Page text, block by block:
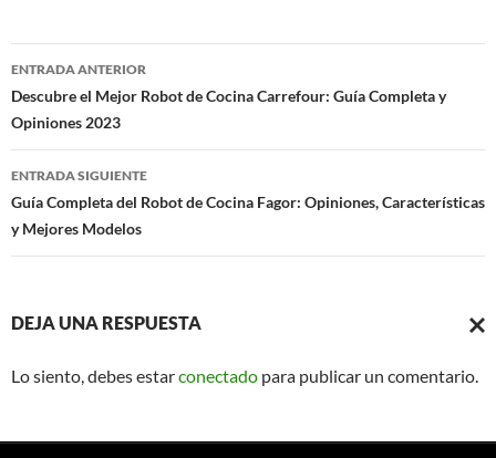
Navegación
de
entradas
ENTRADA ANTERIOR
Descubre el Mejor Robot de Cocina Carrefour: Guía Completa y
Opiniones 2023
ENTRADA SIGUIENTE
Guía Completa del Robot de Cocina Fagor: Opiniones, Características
y Mejores Modelos
DEJA UNA RESPUESTA
LA
Lo siento, debes estarconectado para publicar un comentario.